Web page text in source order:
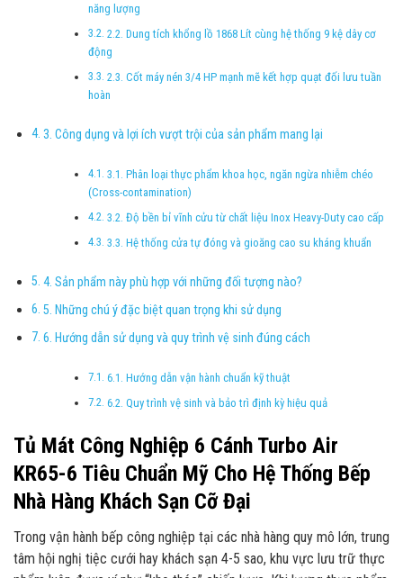
năng lượng
2.2. Dung tích khổng lồ 1868 Lít cùng hệ thống 9 kệ dây cơ
động
2.3. Cốt máy nén 3/4 HP mạnh mẽ kết hợp quạt đối lưu tuần
hoàn
3. Công dụng và lợi ích vượt trội của sản phẩm mang lại
3.1. Phân loại thực phẩm khoa học, ngăn ngừa nhiễm chéo
(Cross-contamination)
3.2. Độ bền bỉ vĩnh cửu từ chất liệu Inox Heavy-Duty cao cấp
3.3. Hệ thống cửa tự đóng và gioăng cao su kháng khuẩn
4. Sản phẩm này phù hợp với những đối tượng nào?
5. Những chú ý đặc biệt quan trọng khi sử dụng
6. Hướng dẫn sử dụng và quy trình vệ sinh đúng cách
6.1. Hướng dẫn vận hành chuẩn kỹ thuật
6.2. Quy trình vệ sinh và bảo trì định kỳ hiệu quả
Tủ Mát Công Nghiệp 6 Cánh Turbo Air
KR65-6 Tiêu Chuẩn Mỹ Cho Hệ Thống Bếp
Nhà Hàng Khách Sạn Cỡ Đại
Trong vận hành bếp công nghiệp tại các nhà hàng quy mô lớn, trung
tâm hội nghị tiệc cưới hay khách sạn 4-5 sao, khu vực lưu trữ thực